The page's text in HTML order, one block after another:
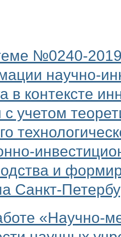
№0240-
научно-
в контексте
с учетом
и
Санкт-
«Научно-